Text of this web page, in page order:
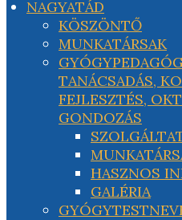
NAGYATÁD
KÖSZÖNTŐ
MUNKATÁRSAK
TANÁCSADÁS,
FEJLESZTÉS,
GONDOZÁS
HASZNOS
GALÉRIA